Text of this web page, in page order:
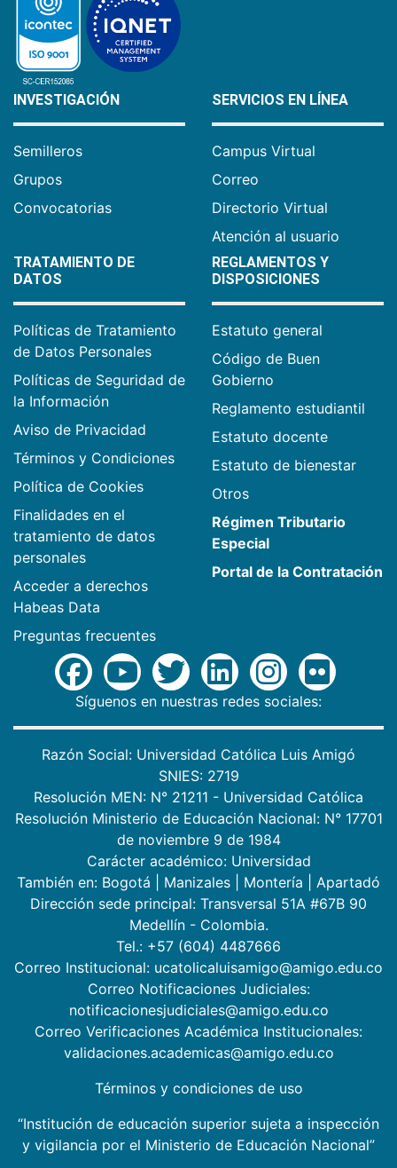
INVESTIGACIÓN
Semilleros
Grupos
Convocatorias
SERVICIOS EN LÍNEA
Campus Virtual
Correo
Directorio Virtual
Atención al usuario
TRATAMIENTO DE
DATOS
Políticas de Tratamiento
de Datos Personales
Políticas de Seguridad de
la Información
Aviso de Privacidad
Términos y Condiciones
Política de Cookies
Finalidades en el
tratamiento de datos
personales
Acceder a derechos
Habeas Data
Preguntas frecuentes
REGLAMENTOS Y
DISPOSICIONES
Estatuto general
Código de Buen
Gobierno
Reglamento estudiantil
Estatuto docente
Estatuto de bienestar
Otros
Régimen Tributario
Especial
Portal de la Contratación
Síguenos en nuestras redes sociales:
Razón Social: Universidad Católica Luis Amigó
SNIES: 2719
Resolución MEN: N° 21211 - Universidad Católica
Resolución Ministerio de Educación Nacional: N° 17701
de noviembre 9 de 1984
Carácter académico: Universidad
También en: Bogotá Manizales Montería
Apartadó
Dirección sede principal: Transversal 51A #67B 90
Medellín - Colombia.
Tel.: +57 (604) 4487666
Correo Institucional: ucatolicaluisamigo@amigo.edu.co
Correo Notificaciones Judiciales:
notificacionesjudiciales@amigo.edu.co
Correo Verificaciones Académica Institucionales:
validaciones.academicas@amigo.edu.co
Términos y condiciones de uso
“Institución de educación superior sujeta a inspección
y vigilancia por el Ministerio de Educación Nacional”